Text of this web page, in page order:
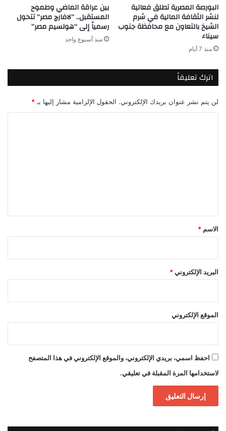
البورصة المصرية تطلق فعالية
لنشر الثقافة المالية في شرم
الشيخ بالتعاون مع محافظة جنوب
سيناء
منذ 7 أيام
بين عراقة الماضي وطموح
المستقبل.. “لافارچ مصر” تتحول
رسمياً إلى “هولسيم مصر”
منذ أسبوع واحد
اترك تعليقاً
لن يتم نشر عنوان بريدك الإلكتروني. الحقول الإلزامية مشار إليها بـ *
*
الاسم *
البريد الإلكتروني *
الموقع الإلكتروني
احفظ اسمي، بريدي الإلكتروني، والموقع الإلكتروني في هذا المتصفح
لاستخدامها المرة المقبلة في تعليقي.